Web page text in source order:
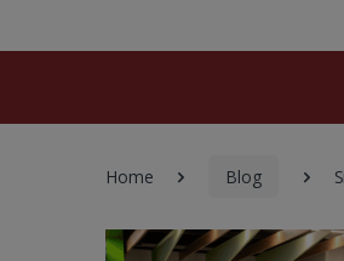
Home Blog